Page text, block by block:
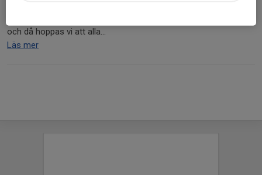
och då hoppas vi att alla...
Läs mer